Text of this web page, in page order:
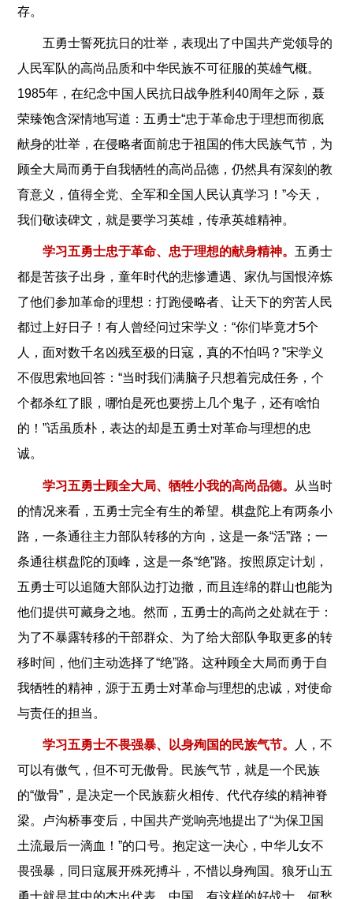
存。
五勇士誓死抗日的壮举，表现出了中国共产党领导的
人民军队的高尚品质和中华民族不可征服的英雄气概。
1985年，在纪念中国人民抗日战争胜利40周年之际，聂
荣臻饱含深情地写道：五勇士“忠于革命忠于理想而彻底
献身的壮举，在侵略者面前忠于祖国的伟大民族气节，为
顾全大局而勇于自我牺牲的高尚品德，仍然具有深刻的教
育意义，值得全党、全军和全国人民认真学习！”今天，
我们敬读碑文，就是要学习英雄，传承英雄精神。
学习五勇士忠于革命、忠于理想的献身精神。五勇士
都是苦孩子出身，童年时代的悲惨遭遇、家仇与国恨淬炼
了他们参加革命的理想：打跑侵略者、让天下的穷苦人民
都过上好日子！有人曾经问过宋学义：“你们毕竟才5个
人，面对数千名凶残至极的日寇，真的不怕吗？”宋学义
不假思索地回答：“当时我们满脑子只想着完成任务，个
个都杀红了眼，哪怕是死也要捞上几个鬼子，还有啥怕
的！”话虽质朴，表达的却是五勇士对革命与理想的忠
诚。
学习五勇士顾全大局、牺牲小我的高尚品德。 从当时
的情况来看，五勇士完全有生的希望。棋盘陀上有两条小
路，一条通往主力部队转移的方向，这是一条“活”路；一
条通往棋盘陀的顶峰，这是一条“绝”路。按照原定计划，
五勇士可以追随大部队边打边撤，而且连绵的群山也能为
他们提供可藏身之地。然而，五勇士的高尚之处就在于：
为了不暴露转移的干部群众、为了给大部队争取更多的转
移时间，他们主动选择了“绝”路。这种顾全大局而勇于自
我牺牲的精神，源于五勇士对革命与理想的忠诚，对使命
与责任的担当。
学习五勇士不畏强暴、以身殉国的民族气节。
人，不
可以有傲气，但不可无傲骨。民族气节，就是一个民族
的“傲骨”，是决定一个民族薪火相传、代代存续的精神脊
梁。卢沟桥事变后，中国共产党响亮地提出了“为保卫国
土流最后一滴血！”的口号。抱定这一决心，中华儿女不
畏强暴，同日寇展开殊死搏斗，不惜以身殉国。狼牙山五
勇士就是其中的杰出代表。中国，有这样的好战士，何愁